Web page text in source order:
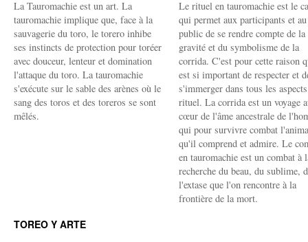
La Tauromachie est un art. La
tauromachie implique que, face à la
sauvagerie du toro, le torero inhibe
ses instincts de protection pour toréer
avec douceur, lenteur et domination
l'attaque du toro. La tauromachie
s'exécute sur le sable des arènes où le
sang des toros et des toreros se sont
mêlés.
Le rituel en tauromachie est le
qui permet aux participants et au
public de se rendre compte de la
gravité et du symbolisme de la
corrida. C'est pour cette raison
est si important de respecter et
s'immerger dans tous les
rituel. La corrida est un voyage
cœur de l'âme ancestrale de
qui pour survivre combat
qu'il comprend et admire. Le
en tauromachie est un combat à
recherche du beau, du sublime,
l'extase que l'on rencontre à la
frontière de la mort.
TOREO Y ARTE